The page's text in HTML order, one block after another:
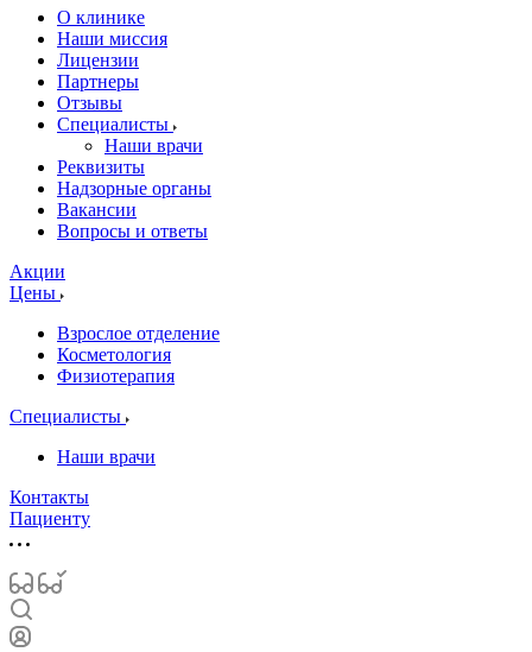
О клинике
Наши миссия
Лицензии
Партнеры
Отзывы
Специалисты
Наши врачи
Реквизиты
Надзорные органы
Вакансии
Вопросы и ответы
Акции
Цены
Взрослое отделение
Косметология
Физиотерапия
Специалисты
Наши врачи
Контакты
Пациенту